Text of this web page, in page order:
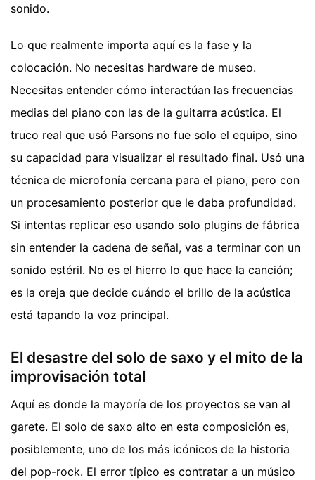
sonido.
Lo que realmente importa aquí es la fase y la
colocación. No necesitas hardware de museo.
Necesitas entender cómo interactúan las frecuencias
medias del piano con las de la guitarra acústica. El
truco real que usó Parsons no fue solo el equipo, sino
su capacidad para visualizar el resultado final. Usó una
técnica de microfonía cercana para el piano, pero con
un procesamiento posterior que le daba profundidad.
Si intentas replicar eso usando solo plugins de fábrica
sin entender la cadena de señal, vas a terminar con un
sonido estéril. No es el hierro lo que hace la canción;
es la oreja que decide cuándo el brillo de la acústica
está tapando la voz principal.
El desastre del solo de saxo y el mito de la
improvisación total
Aquí es donde la mayoría de los proyectos se van al
garete. El solo de saxo alto en esta composición es,
posiblemente, uno de los más icónicos de la historia
del pop-rock. El error típico es contratar a un músico